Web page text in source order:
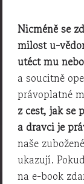
Nicméně se
milost u-
utéct mu
a soucitně
právoplatné
z cest, jak se
a dravci je
naše
ukazují.
na e-book